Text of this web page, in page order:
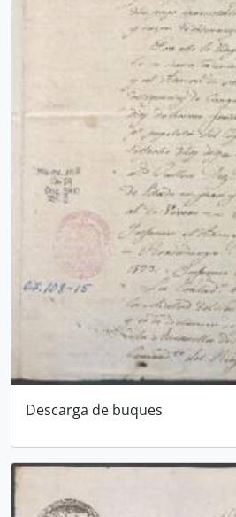
Descarga de buques